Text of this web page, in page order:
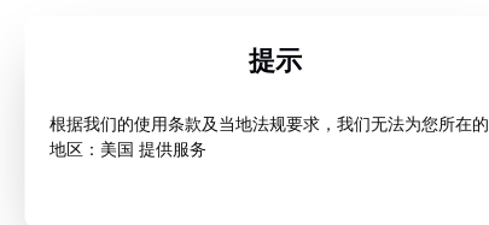
提示
根据我们的使用条款及当地法规要求，我们无法为您所在的
地区：美国 提供服务